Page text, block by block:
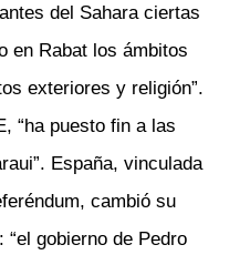
del Sahara ciertas
en Rabat los ámbitos
exteriores y religión”.
“ha puesto fin a las
España, vinculada
cambió su
gobierno de Pedro